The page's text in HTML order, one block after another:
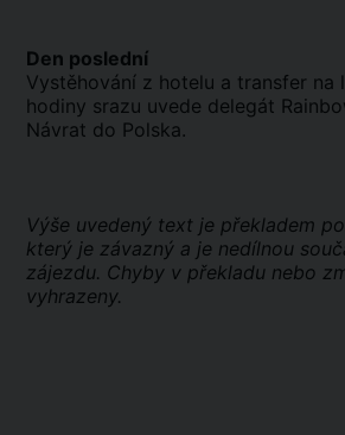
Den poslední
Vystěhování z hotelu a transfer na
hodiny srazu uvede delegát
Návrat do Polska.
Výše uvedený text je překladem
který je závazný a je nedílnou
zájezdu. Chyby v překladu nebo
vyhrazeny.